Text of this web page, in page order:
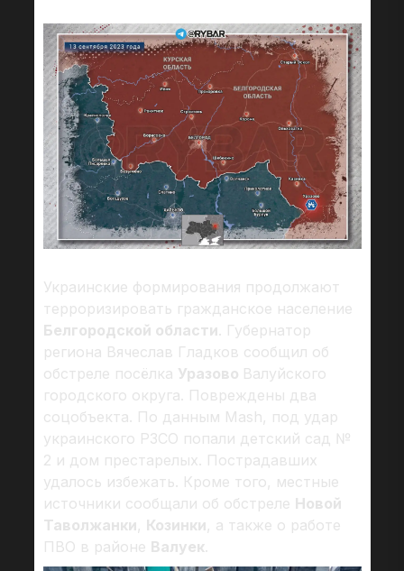
Украинские формирования продолжают
терроризировать гражданское население
Белгородской области. Губернатор
региона Вячеслав Гладков сообщил об
обстреле посёлка Уразово Валуйского
городского округа. Повреждены два
соцобъекта. По данным Mash, под удар
украинского РЗСО попали детский сад №
2 и дом престарелых. Пострадавших
удалось избежать. Кроме того, местные
источники сообщали об обстреле Новой
Таволжанки, Козинки, а также о работе
ПВО в районе Валуек.